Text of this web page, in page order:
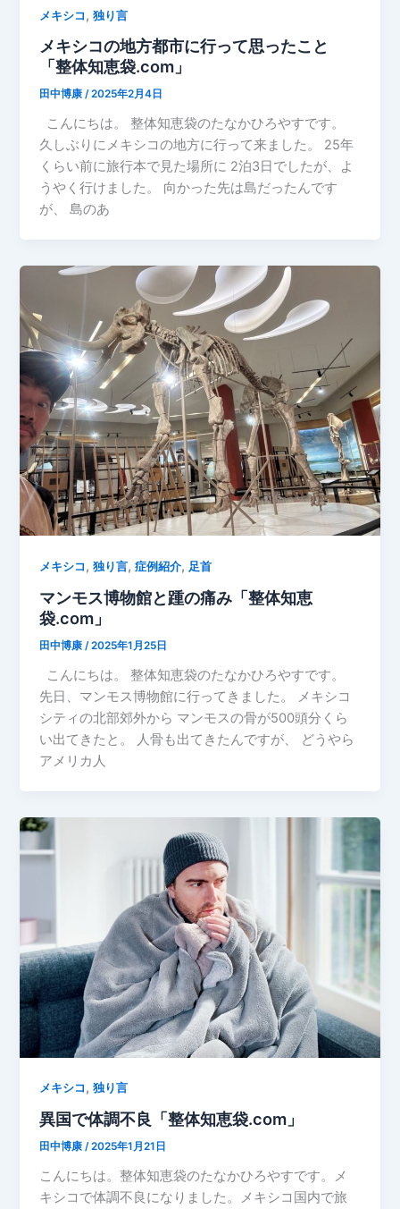
メキシコ ,独り言
メキシコの地方都市に行って思ったこと
「整体知恵袋.com」
田中博康/2025年2月4日
こんにちは。 整体知恵袋のたなかひろやすです。
久しぶりにメキシコの地方に行って来ました。 25年
くらい前に旅行本で見た場所に 2泊3日でしたが、よ
うやく行けました。 向かった先は島だったんです
が、 島のあ
メキシコ ,独り言,症例紹介, 足首
マンモス博物館と踵の痛み「整体知恵
袋.com」
田中博康/2025年1月25日
こんにちは。 整体知恵袋のたなかひろやすです。
先日、マンモス博物館に行ってきました。 メキシコ
シティの北部郊外から マンモスの骨が500頭分くら
い出てきたと。 人骨も出てきたんですが、 どうやら
アメリカ人
メキシコ ,独り言
異国で体調不良「整体知恵袋.com」
田中博康/2025年1月21日
こんにちは。整体知恵袋のたなかひろやすです。メ
キシコで体調不良になりました。メキシコ国内で旅